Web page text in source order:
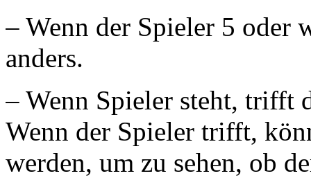
– Wenn der Spieler 5 oder
anders.
– Wenn Spieler steht, trifft
Wenn der Spieler trifft,
werden, um zu sehen, ob